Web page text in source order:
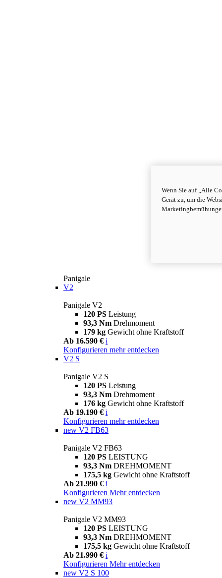
Panigale
V2
Panigale V2
120 PS Leistung
93,3 Nm Drehmoment
179 kg Gewicht ohne Kraftstoff
Ab 16.590 € i
Konfigurieren mehr entdecken
V2 S
Panigale V2 S
120 PS Leistung
93,3 Nm Drehmoment
176 kg Gewicht ohne Kraftstoff
Ab 19.190 € i
Konfigurieren mehr entdecken
new V2 FB63
Panigale V2 FB63
120 PS LEISTUNG
93,3 Nm DREHMOMENT
175,5 kg Gewicht ohne Kraftstoff
Ab 21.990 € i
Konfigurieren Mehr entdecken
new V2 MM93
Panigale V2 MM93
120 PS LEISTUNG
93,3 Nm DREHMOMENT
175,5 kg Gewicht ohne Kraftstoff
Ab 21.990 € i
Konfigurieren Mehr entdecken
new V2 S 100
Wenn Sie auf „Alle
Gerät zu, um die